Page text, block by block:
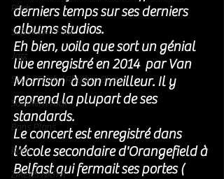
Rock
Soft Rock / Folk
Jazz
Soul / Funk / Rhythm Blues
Southern rock
Bons Plans
Rock
ZIKERS NIGHT
derniers temps sur ses derniers
albums studios.
Eh bien, voila que sort un génial
live enregistré en 2014  par Van
Morrison  à son meilleur. Il y
reprend la plupart de ses
standards.
Le concert est enregistré dans
l'école secondaire d'Orangefield à
Belfast qui fermait ses portes (